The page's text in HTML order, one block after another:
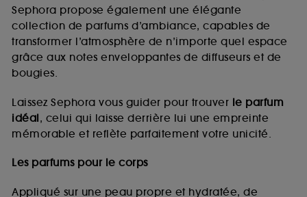
Sephora propose également une élégante
collection de parfums d’ambiance, capables de
transformer l’atmosphère de n’importe quel espace
grâce aux notes enveloppantes de diffuseurs et de
bougies.
Laissez Sephora vous guider pour trouver le parfum
idéal, celui qui laisse derrière lui une empreinte
mémorable et reflète parfaitement votre unicité.
Les parfums pour le corps
Appliqué sur une peau propre et hydratée, de
de vous plaire via des publicités, y compris sur des
sites tiers et sur les réseaux sociaux, sur la base
des pages que vous avez consultées, de votre
navigation, et de l'historique de vos interactions.
d’en améliorer la performance.
Cookies de sécurisation des paiements en ligne :
fraudes aux moyens de paiement et les
usurpations d’identité.